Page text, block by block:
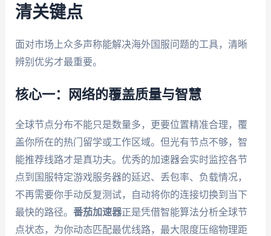
清关键点
面对市场上众多声称能解决海外国服问题的工具，清晰
辨别优劣才最重要。
核心一：网络的覆盖质量与智慧
全球节点分布不能只是数量多，更要位置精准合理，覆
盖你所在的热门留学或工作区域。但光有节点不够，智
能推荐线路才是真功夫。优秀的加速器会实时监控各节
点到国服特定游戏服务器的延迟、丢包率、负载情况，
不再需要你手动反复测试，自动将你的连接切换到当下
最快的路径。 番茄加速器正是凭借智能算法分析全球节
点状态，为你动态匹配最优线路，最大限度压缩物理距